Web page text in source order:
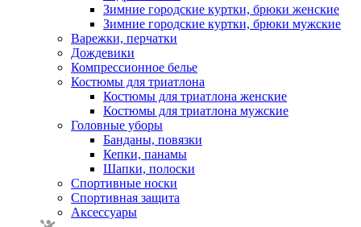
Зимние городские куртки, брюки женские
Зимние городские куртки, брюки мужские
Варежки, перчатки
Дождевики
Компрессионное белье
Костюмы для триатлона
Костюмы для триатлона женские
Костюмы для триатлона мужские
Головные уборы
Банданы, повязки
Кепки, панамы
Шапки, полоски
Спортивные носки
Спортивная защита
Аксессуары